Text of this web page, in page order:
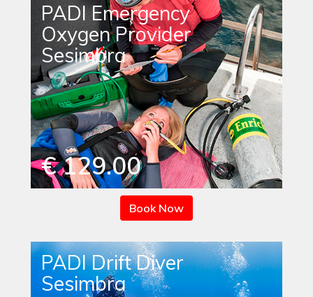
PADI Emergency
Oxygen Provider
Sesimbra
€ 129.00
Book Now
PADI Drift Diver
Sesimbra